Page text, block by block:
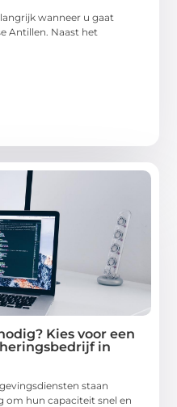
wanneer u gaat
Antillen. Naast het
Kies voor een
in
staan
hun capaciteit snel en